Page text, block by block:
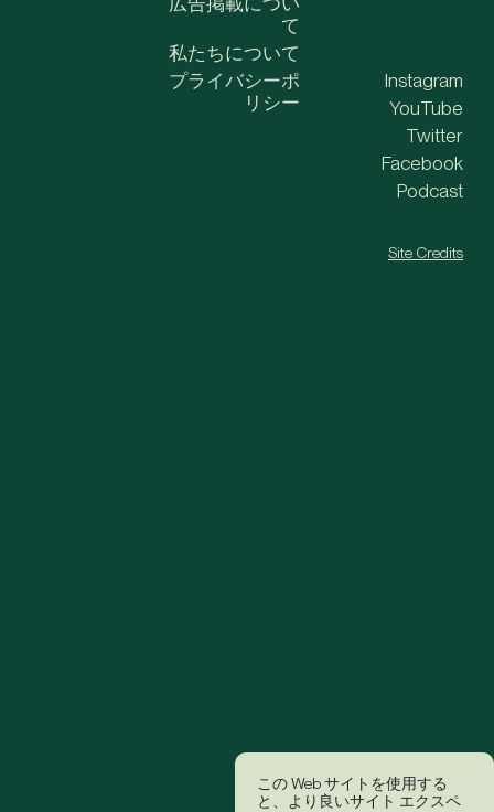
この Web サイトを使用する
と、より良いサイト エクスペ
て
私たちについて
プライバシーポ
リシー
Instagram
YouTube
Twitter
Facebook
Podcast
Site Credits